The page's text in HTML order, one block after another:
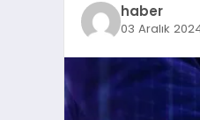
haber
03 Aralık